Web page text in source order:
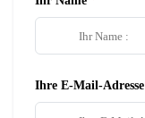
Ihre E-Mail-Adresse